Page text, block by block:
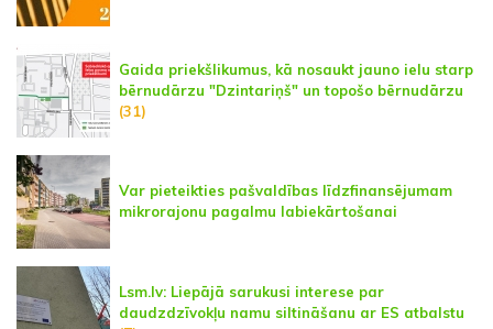
Gaida priekšlikumus, kā nosaukt jauno ielu starp
bērnudārzu "Dzintariņš" un topošo bērnudārzu
(31)
Var pieteikties pašvaldības līdzfinansējumam
mikrorajonu pagalmu labiekārtošanai
Lsm.lv: Liepājā sarukusi interese par
daudzdzīvokļu namu siltināšanu ar ES atbalstu